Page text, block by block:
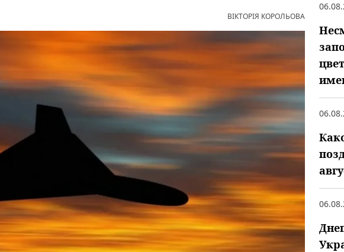
ВІКТОРІЯ КОРОЛЬОВА